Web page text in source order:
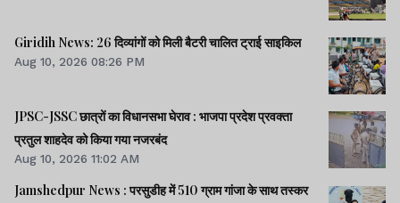
Giridih News: 26 दिव्यांगों को मिली बैटरी चालित ट्राई साइकिल
Aug 10, 2026 08:26 PM
JPSC-JSSC छात्रों का विधानसभा घेराव : भाजपा प्रदेश प्रवक्ता
प्रतुल शाहदेव को किया गया नजरबंद
Aug 10, 2026 11:02 AM
Jamshedpur News : परसुडीह में 510 ग्राम गांजा के साथ तस्कर